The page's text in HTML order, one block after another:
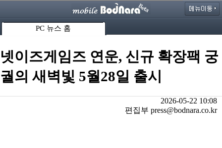
PC 뉴스 홈
넷이즈게임즈 연운, 신규 확장팩 궁
궐의 새벽빛 5월28일 출시
2026-05-22 10:08
편집부 press@bodnara.co.kr